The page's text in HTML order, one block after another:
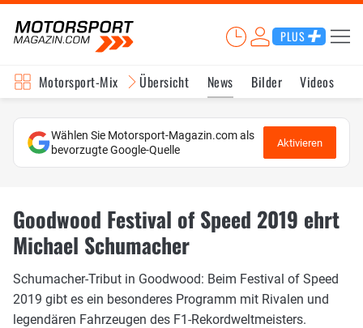
PLUS
Motorsport-Mix Übersicht News Bilder Videos
Wählen Sie Motorsport-Magazin.com als
bevorzugte Google-Quelle
Aktivieren
Goodwood Festival of Speed 2019 ehrt
Michael Schumacher
Schumacher-Tribut in Goodwood: Beim Festival of Speed
2019 gibt es ein besonderes Programm mit Rivalen und
legendären Fahrzeugen des F1-Rekordweltmeisters.